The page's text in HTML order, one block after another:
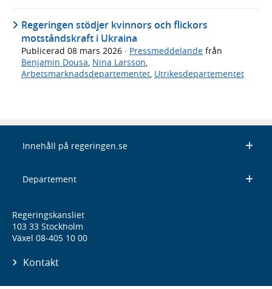
Regeringen stödjer kvinnors och flickors
motståndskraft i Ukraina
Publicerad 08 mars 2026 · Pressmeddelande från
Benjamin Dousa Nina Larsson
Arbetsmarknadsdepartementet Utrikesdepartementet
Innehåll på regeringen.se
Departement
Regeringskansliet
103 33 Stockholm
Växel 08-405 10 00
Kontakt